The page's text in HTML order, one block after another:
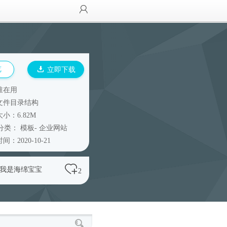
立即下载
在用
件目录结构
小：6.82M
类： 模板- 企业网站
间：2020-10-21
是海绵宝宝 2